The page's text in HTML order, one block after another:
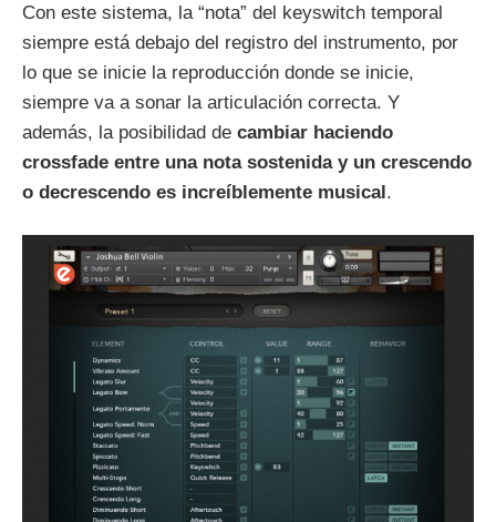
Con este sistema, la “nota” del keyswitch temporal
siempre está debajo del registro del instrumento, por
lo que se inicie la reproducción donde se inicie,
siempre va a sonar la articulación correcta. Y
además, la posibilidad de cambiar haciendo
crossfade entre una nota sostenida y un crescendo
o decrescendo es increíblemente musical.